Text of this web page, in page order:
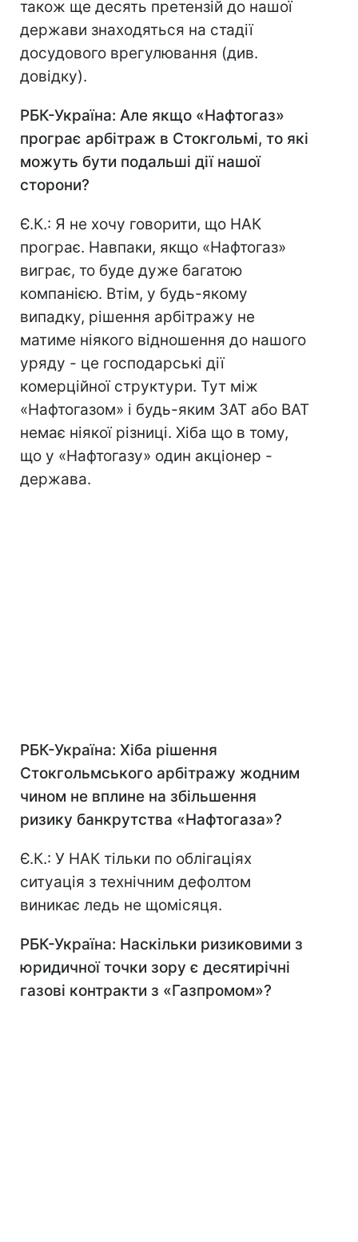
також ще десять претензій до нашої
держави знаходяться на стадії
досудового врегулювання (див.
довідку).
РБК-Україна: Але якщо «Нафтогаз»
програє арбітраж в Стокгольмі, то які
можуть бути подальші дії нашої
сторони?
Є.К.: Я не хочу говорити, що НАК
програє. Навпаки, якщо «Нафтогаз»
виграє, то буде дуже багатою
компанією. Втім, у будь-якому
випадку, рішення арбітражу не
матиме ніякого відношення до нашого
уряду - це господарські дії
комерційної структури. Тут між
«Нафтогазом» і будь-яким ЗАТ або ВАТ
немає ніякої різниці. Хіба що в тому,
що у «Нафтогазу» один акціонер -
держава.
РБК-Україна: Хіба рішення
Стокгольмського арбітражу жодним
чином не вплине на збільшення
ризику банкрутства «Нафтогаза»?
Є.К.: У НАК тільки по облігаціях
ситуація з технічним дефолтом
виникає ледь не щомісяця.
РБК-Україна: Наскільки ризиковими з
юридичної точки зору є десятирічні
газові контракти з «Газпромом»?